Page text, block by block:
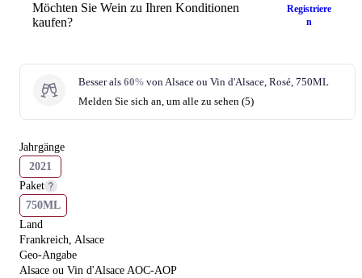
Möchten Sie Wein zu Ihren Konditionen
kaufen?
Registriere
n
Besser als 60% von Alsace ou Vin d'Alsace, Rosé, 750ML
Melden Sie sich an, um alle zu sehen (5)
Jahrgänge
2021
Paket
750ML
Land
Frankreich, Alsace
Geo-Angabe
Alsace ou Vin d'Alsace AOC-AOP